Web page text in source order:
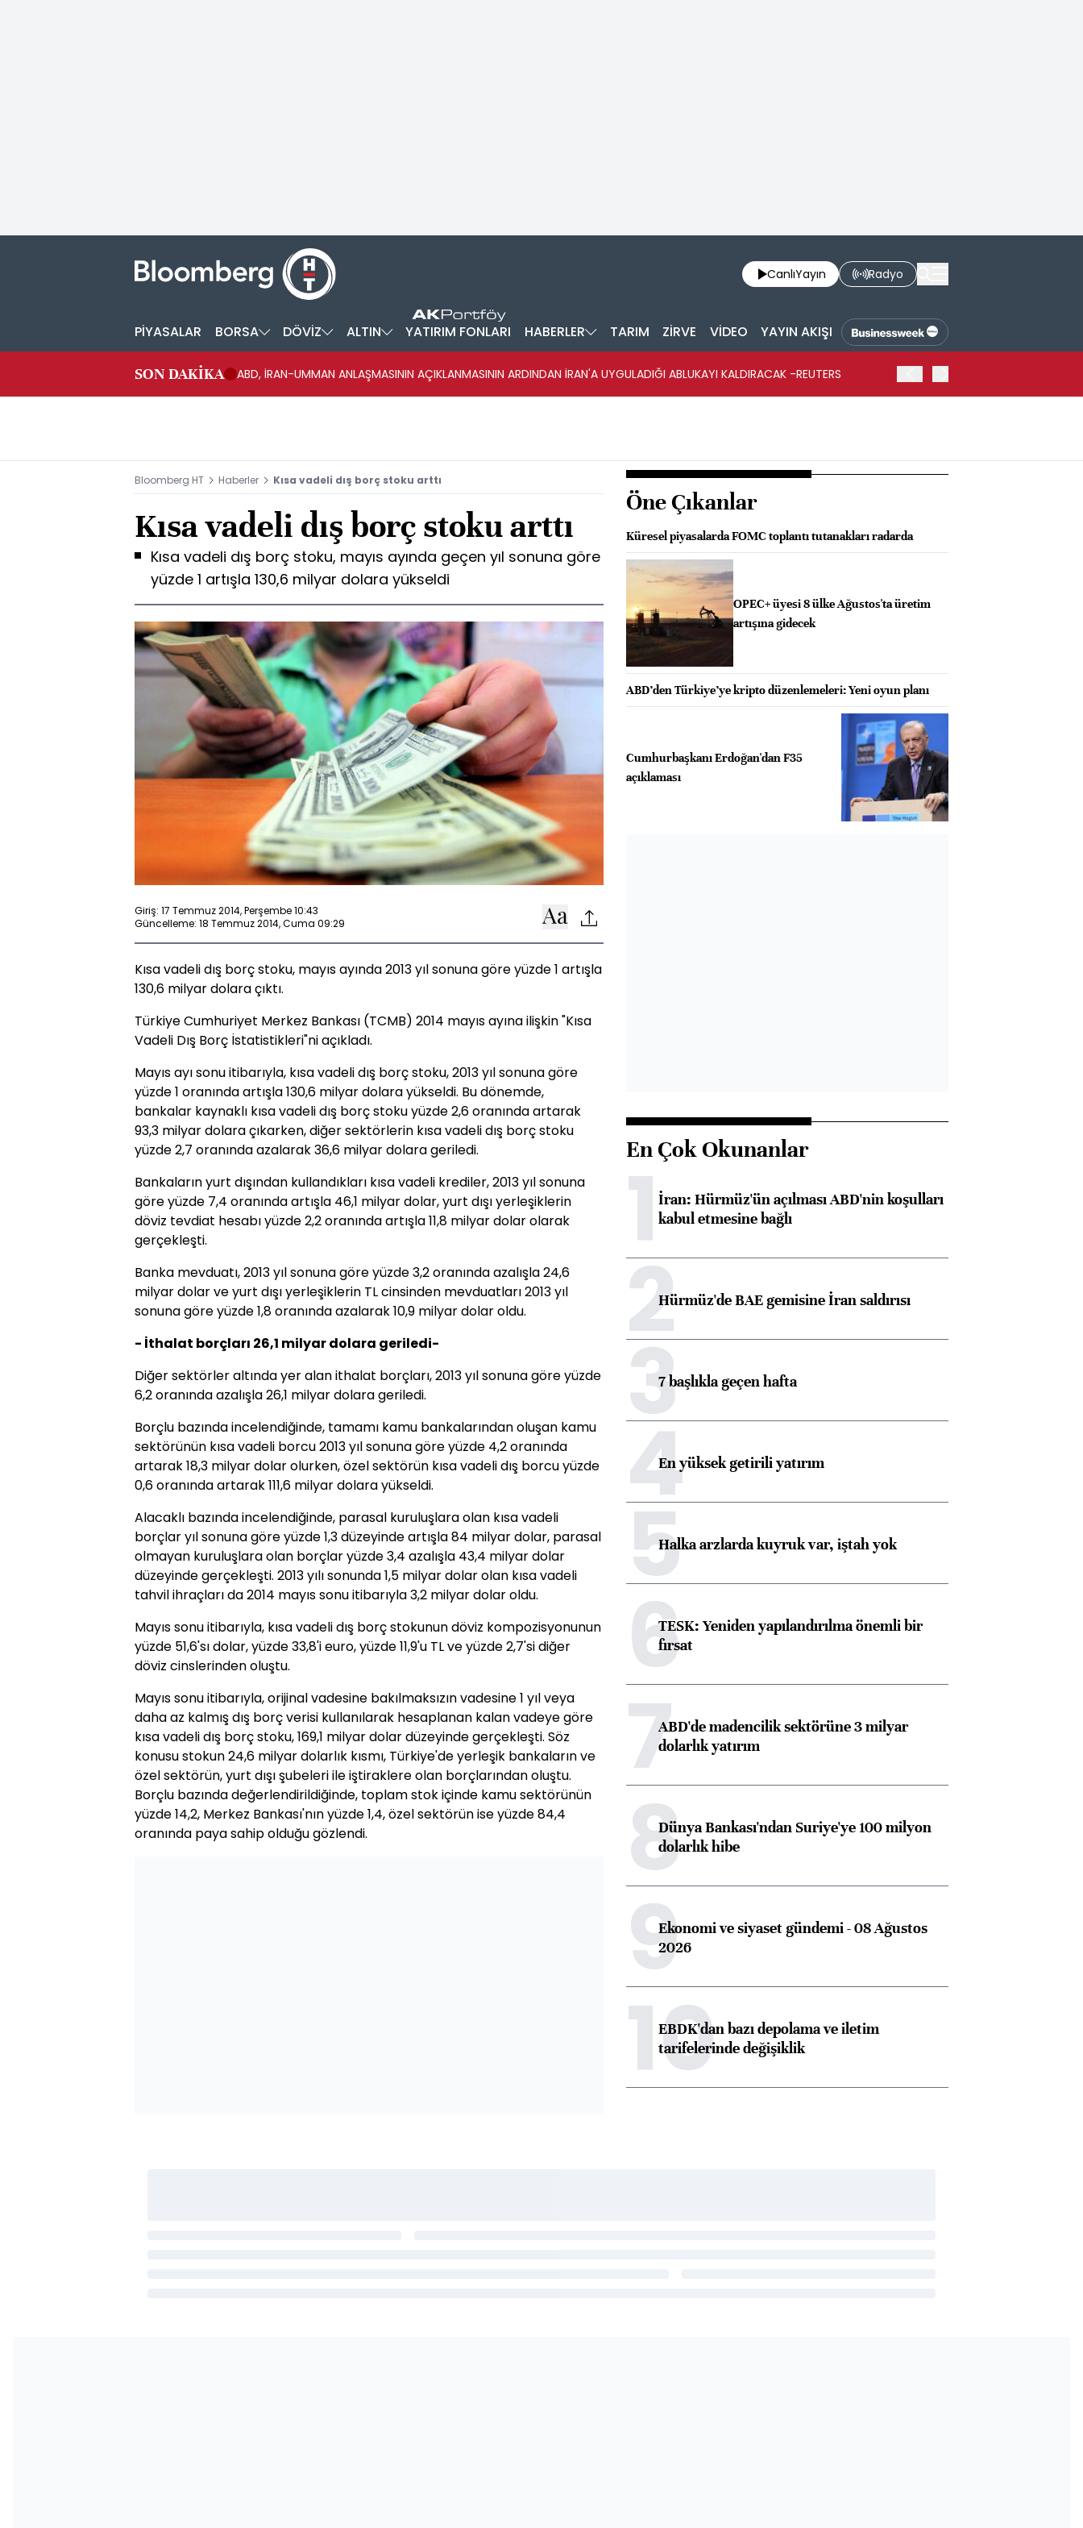
CanlıYayın Radyo
PİYASALAR BORSA DÖVİZ ALTIN YATIRIM FONLARI HABERLER TARIM ZİRVE VİDEO YAYIN AKIŞI
SON DAKİKA ABD, İRAN-UMMAN ANLAŞMASININ AÇIKLANMASININ ARDINDAN İRAN'A UYGULADIĞI ABLUKAYI KALDIRACAK -REUTERS
Bloomberg HT Haberler Kısa vadeli dış borç stoku arttı
Kısa vadeli dış borç stoku arttı
Kısa vadeli dış borç stoku, mayıs ayında geçen yıl sonuna göre
yüzde 1 artışla 130,6 milyar dolara yükseldi
Giriş: 17 Temmuz 2014, Perşembe 10:43
Güncelleme: 18 Temmuz 2014, Cuma 09:29
Kısa vadeli dış borç stoku, mayıs ayında 2013 yıl sonuna göre yüzde 1 artışla
130,6 milyar dolara çıktı.
Türkiye Cumhuriyet Merkez Bankası (TCMB) 2014 mayıs ayına ilişkin "Kısa
Vadeli Dış Borç İstatistikleri"ni açıkladı.
Mayıs ayı sonu itibarıyla, kısa vadeli dış borç stoku, 2013 yıl sonuna göre
yüzde 1 oranında artışla 130,6 milyar dolara yükseldi. Bu dönemde,
bankalar kaynaklı kısa vadeli dış borç stoku yüzde 2,6 oranında artarak
93,3 milyar dolara çıkarken, diğer sektörlerin kısa vadeli dış borç stoku
yüzde 2,7 oranında azalarak 36,6 milyar dolara geriledi.
Bankaların yurt dışından kullandıkları kısa vadeli krediler, 2013 yıl sonuna
göre yüzde 7,4 oranında artışla 46,1 milyar dolar, yurt dışı yerleşiklerin
döviz tevdiat hesabı yüzde 2,2 oranında artışla 11,8 milyar dolar olarak
gerçekleşti.
Banka mevduatı, 2013 yıl sonuna göre yüzde 3,2 oranında azalışla 24,6
milyar dolar ve yurt dışı yerleşiklerin TL cinsinden mevduatları 2013 yıl
sonuna göre yüzde 1,8 oranında azalarak 10,9 milyar dolar oldu.
- İthalat borçları 26,1 milyar dolara geriledi-
Diğer sektörler altında yer alan ithalat borçları, 2013 yıl sonuna göre yüzde
6,2 oranında azalışla 26,1 milyar dolara geriledi.
Borçlu bazında incelendiğinde, tamamı kamu bankalarından oluşan kamu
sektörünün kısa vadeli borcu 2013 yıl sonuna göre yüzde 4,2 oranında
artarak 18,3 milyar dolar olurken, özel sektörün kısa vadeli dış borcu yüzde
0,6 oranında artarak 111,6 milyar dolara yükseldi.
Alacaklı bazında incelendiğinde, parasal kuruluşlara olan kısa vadeli
borçlar yıl sonuna göre yüzde 1,3 düzeyinde artışla 84 milyar dolar, parasal
olmayan kuruluşlara olan borçlar yüzde 3,4 azalışla 43,4 milyar dolar
düzeyinde gerçekleşti. 2013 yılı sonunda 1,5 milyar dolar olan kısa vadeli
tahvil ihraçları da 2014 mayıs sonu itibarıyla 3,2 milyar dolar oldu.
Mayıs sonu itibarıyla, kısa vadeli dış borç stokunun döviz kompozisyonunun
yüzde 51,6'sı dolar, yüzde 33,8'i euro, yüzde 11,9'u TL ve yüzde 2,7'si diğer
döviz cinslerinden oluştu.
Mayıs sonu itibarıyla, orijinal vadesine bakılmaksızın vadesine 1 yıl veya
daha az kalmış dış borç verisi kullanılarak hesaplanan kalan vadeye göre
kısa vadeli dış borç stoku, 169,1 milyar dolar düzeyinde gerçekleşti. Söz
konusu stokun 24,6 milyar dolarlık kısmı, Türkiye'de yerleşik bankaların ve
özel sektörün, yurt dışı şubeleri ile iştiraklere olan borçlarından oluştu.
Borçlu bazında değerlendirildiğinde, toplam stok içinde kamu sektörünün
yüzde 14,2, Merkez Bankası'nın yüzde 1,4, özel sektörün ise yüzde 84,4
oranında paya sahip olduğu gözlendi.
Öne Çıkanlar
Küresel piyasalarda FOMC toplantı tutanakları radarda
OPEC+ üyesi 8 ülke Ağustos'ta üretim
artışına gidecek
ABD’den Türkiye’ye kripto düzenlemeleri: Yeni oyun planı
Cumhurbaşkanı Erdoğan'dan F35
açıklaması
En Çok Okunanlar
1İran: Hürmüz'ün açılması ABD'nin koşulları
kabul etmesine bağlı
2Hürmüz'de BAE gemisine İran saldırısı
37 başlıkla geçen hafta
4En yüksek getirili yatırım
5Halka arzlarda kuyruk var, iştah yok
6TESK: Yeniden yapılandırılma önemli bir
fırsat
7ABD'de madencilik sektörüne 3 milyar
dolarlık yatırım
8Dünya Bankası'ndan Suriye'ye 100 milyon
dolarlık hibe
9Ekonomi ve siyaset gündemi - 08 Ağustos
2026
10
EBDK'dan bazı depolama ve iletim
tarifelerinde değişiklik